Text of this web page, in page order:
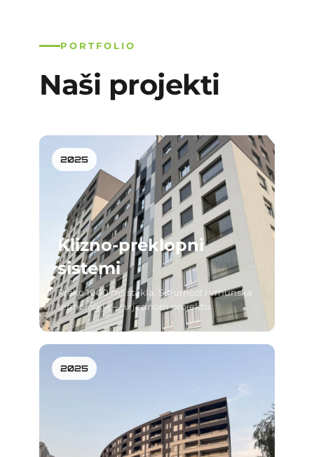
PORTFOLIO
Naši projekti
2025
Klizno-preklopni
sistemi
Preko 1000 m² stakla. Sigurnost i vrhunska
tehnologija — u jednom projektu.
2025